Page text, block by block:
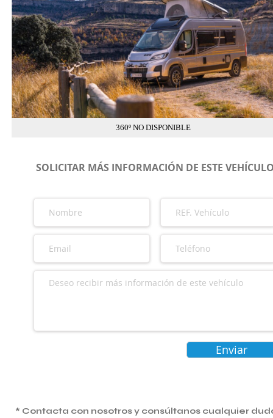
360º NO DISPONIBLE
SOLICITAR MÁS INFORMACIÓN DE ESTE
Enviar
* Contacta con nosotros y consúltanos cualquier